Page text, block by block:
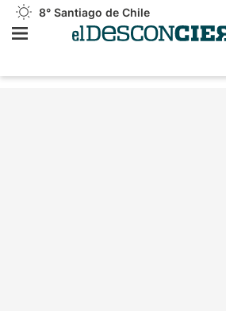
8° Santiago de Chile